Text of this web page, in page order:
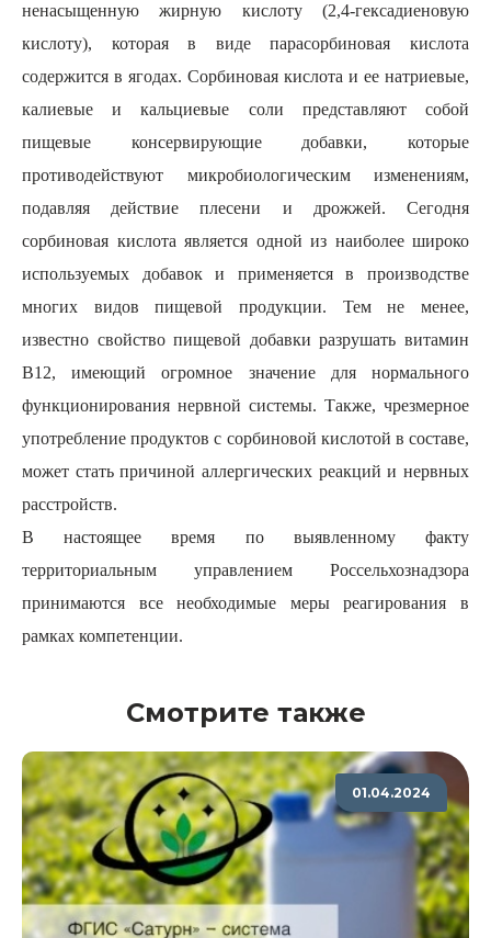
ненасыщенную жирную кислоту (2,4-гексадиеновую
кислоту), которая в виде парасорбиновая кислота
содержится в ягодах. Сорбиновая кислота и ее натриевые,
калиевые и кальциевые соли представляют собой
пищевые консервирующие добавки, которые
противодействуют микробиологическим изменениям,
подавляя действие плесени и дрожжей. Сегодня
сорбиновая кислота является одной из наиболее широко
используемых добавок и применяется в производстве
многих видов пищевой продукции. Тем не менее,
известно свойство пищевой добавки разрушать витамин
В12, имеющий огромное значение для нормального
функционирования нервной системы. Также, чрезмерное
употребление продуктов с сорбиновой кислотой в составе,
может стать причиной аллергических реакций и нервных
расстройств.
В настоящее время по выявленному факту
территориальным управлением Россельхознадзора
принимаются все необходимые меры реагирования в
рамках компетенции.
Смотрите также
01.04.2024